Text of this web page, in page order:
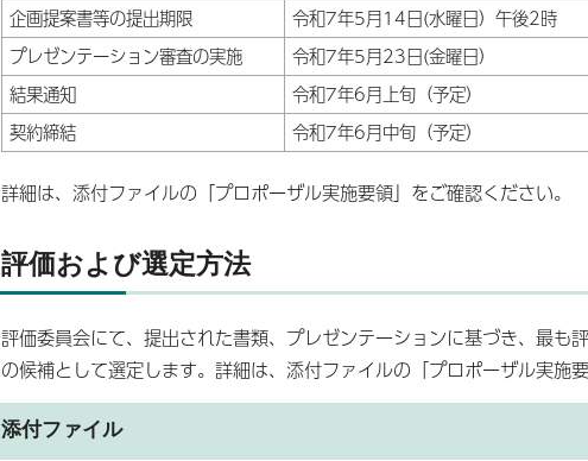
企画提案書等の提出期限
令和7年5月14日(水曜日）午後2時
プレゼンテーション審査の実施
令和7年5月23日(金曜日）
結果通知
令和7年6月上旬（予定）
契約締結
令和7年6月中旬（予定）
詳細は、添付ファイルの「プロポーザル実施要領」をご確認ください。
評価および選定方法
評価委員会にて、提出された書類、プレゼンテーションに基づき、最も
の候補として選定します。詳細は、添付ファイルの「プロポーザル実施
添付ファイル